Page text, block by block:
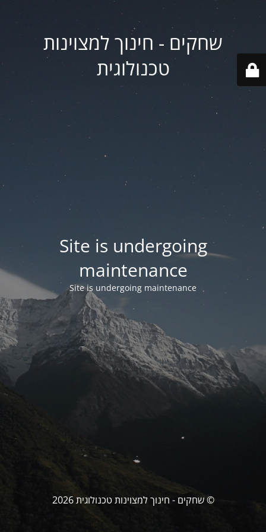
שחקים - חינוך למצוינות
טכנולוגית
Site is undergoing
maintenance
Site is undergoing maintenance
© שחקים - חינוך למצוינות טכנולוגית 2026